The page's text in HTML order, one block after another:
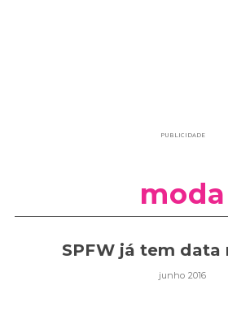
PUBLICIDADE
moda
SPFW já tem data
junho 2016